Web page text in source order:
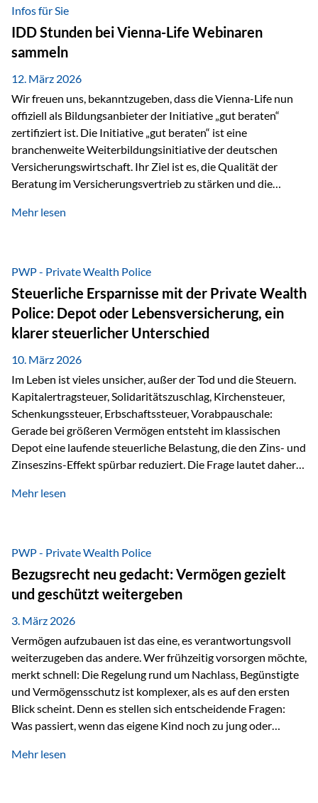
Vermögensschutz strategisch miteinander verbindet.
Warum klassische Nachfolgeplanung oft scheitert Viele
Vermögen werden erst im Todesfall übertragen. Das kann zu
Problemen führen: Hohe Erbschaftsteuern Streitigkeiten
zwischen Erben Liquiditätsprobleme bei Immobilien…
Infos für Sie
IDD Stunden bei Vienna-Life Webinaren
sammeln
12. März 2026
Wir freuen uns, bekanntzugeben, dass die Vienna-Life nun
offiziell als Bildungsanbieter der Initiative „gut beraten“
zertifiziert ist. Die Initiative „gut beraten“ ist eine
branchenweite Weiterbildungsinitiative der deutschen
Versicherungswirtschaft. Ihr Ziel ist es, die Qualität der
Beratung im Versicherungsvertrieb zu stärken und die
Personen transparent zu dokumentieren. Seit der
Stunden pro Jahr für vertrieblich tätige Personen in der
Versicherungsbranche. Über die Weiterbildungsdatenbank
von „gut beraten“ können absolvierte Bildungsmaßnahmen
zentral erfasst und dokumentiert werden. „gut beraten“
zertifiziert Als zertifizierter Bildungsanbieter können unsere
Webinare nun für die…
Mehr lesen
PWP - Private Wealth Police
Steuerliche Ersparnisse mit der Private Wealth
Police: Depot oder Lebensversicherung, ein
klarer steuerlicher Unterschied
10. März 2026
Im Leben ist vieles unsicher, außer der Tod und die Steuern.
Kapitalertragsteuer, Solidaritätszuschlag, Kirchensteuer,
Schenkungssteuer, Erbschaftssteuer, Vorabpauschale:
Gerade bei größeren Vermögen entsteht im klassischen
Depot eine laufende steuerliche Belastung, die den Zins- und
Zinseszins-Effekt spürbar reduziert. Die Frage lautet daher:
nicht laufend Kapital entziehen – sondern möglichst lange im
Privatdepot fallen an: Abgeltungssteuer Fondsbesteuerung
(Vorabpauschale, Teilfreistellung) Kein steuerlicher Abzug
der Vermögensverwaltungs-Gebühren /
Depotbankgebühren Jährliches Steuerreporting erforderlich
Zinsen, Dividenden und Kursgewinne werden laufend
besteuert.
Mehr lesen
PWP - Private Wealth Police
Bezugsrecht neu gedacht: Vermögen gezielt
und geschützt weitergeben
3. März 2026
Vermögen aufzubauen ist das eine, es verantwortungsvoll
weiterzugeben das andere. Wer frühzeitig vorsorgen möchte,
merkt schnell: Die Regelung rund um Nachlass, Begünstigte
und Vermögensschutz ist komplexer, als es auf den ersten
Blick scheint. Denn es stellen sich entscheidende Fragen:
Was passiert, wenn das eigene Kind noch zu jung oder
verwalten? Wie kann verhindert werden, dass Ex-Partner,
Mehr lesen